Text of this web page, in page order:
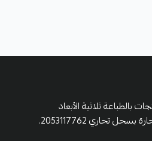
ثلاثية الأبعاد
تجاري 2053117762.